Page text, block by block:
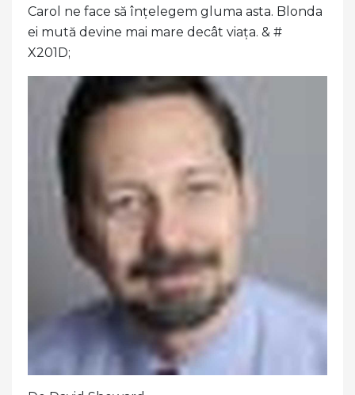
Carol ne face să înțelegem gluma asta. Blonda
ei mută devine mai mare decât viața. & #
X201D;